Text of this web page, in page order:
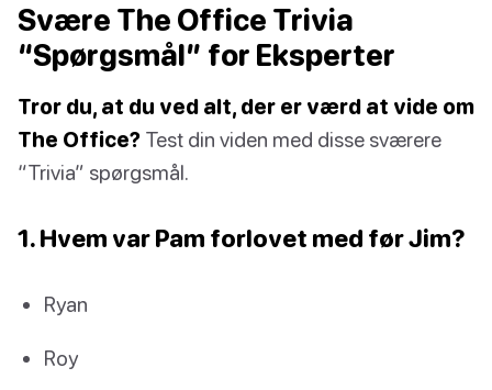
Svære The Office Trivia
“Spørgsmål” for Eksperter
Tror du, at du ved alt, der er værd at vide om
The Office? Test din viden med disse sværere
“Trivia” spørgsmål.
1. Hvem var Pam forlovet med før Jim?
Ryan
Roy